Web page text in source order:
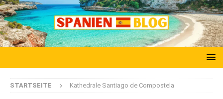
STARTSEITE Kathedrale Santiago de Compostela